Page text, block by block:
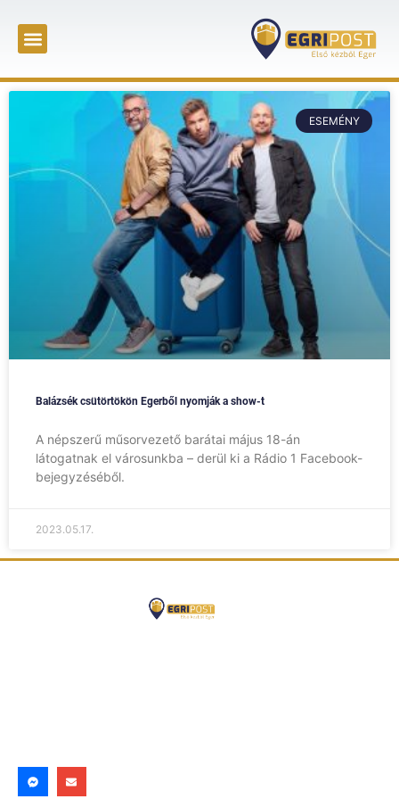
ESEMÉNY
Balázsék csütörtökön Egerből nyomják a show-t
A népszerű műsorvezető barátai május 18-án
látogatnak el városunkba – derül ki a Rádio 1 Facebook-
bejegyzéséből.
2023.05.17.